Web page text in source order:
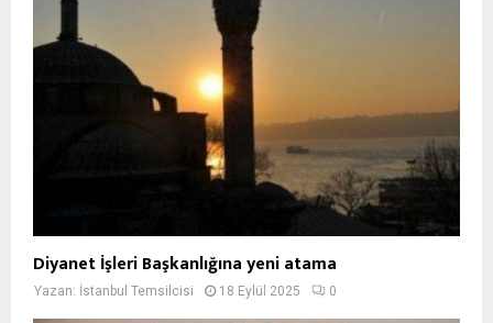
Diyanet İşleri Başkanlığına yeni atama
Yazan: İstanbul Temsilcisi 18 Eylül 2025 0